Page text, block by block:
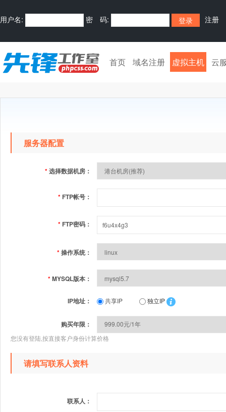
用户名: 密 码: 注册
首页 域名注册 虚拟主机 云
服务器配置
*选择数据机房：
* FTP帐号：
* FTP密码：
*操作系统：
*MYSQL版本：
IP地址： 共享IP 独立IP
购买年限：
您没有登陆,按直接客户身份计算价格
请填写联系人资料
联系人：